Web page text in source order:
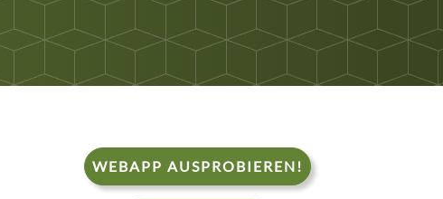
WEBAPP AUSPROBIEREN!